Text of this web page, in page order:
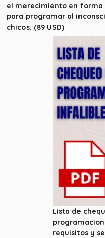
el merecimiento en
para programar al
chicos. (89 USD)
Lista de
requisitos y